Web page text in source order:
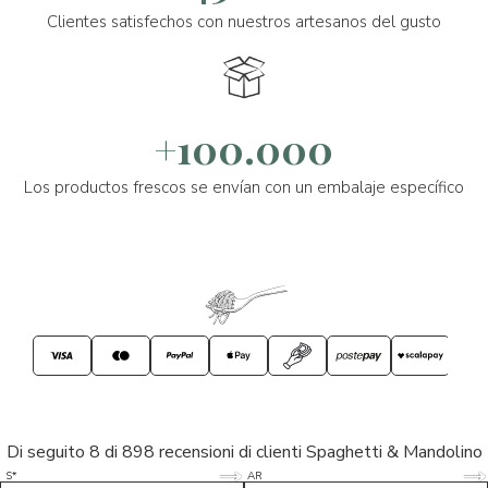
Clientes satisfechos con nuestros artesanos del gusto
+100.000
Los productos frescos se envían con un embalaje específico
Di seguito 8 di 898 recensioni di clienti Spaghetti & Mandolino
S* 5/5 AR 5/5